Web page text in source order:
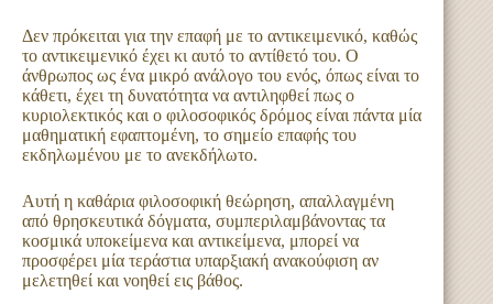
Δεν πρόκειται για την επαφή με το αντικειμενικό, καθώς
το αντικειμενικό έχει κι αυτό το αντίθετό του. Ο
άνθρωπος ως ένα μικρό ανάλογο του ενός, όπως είναι το
κάθετι, έχει τη δυνατότητα να αντιληφθεί πως ο
κυριολεκτικός και ο φιλοσοφικός δρόμος είναι πάντα μία
μαθηματική εφαπτομένη, το σημείο επαφής του
εκδηλωμένου με το ανεκδήλωτο.
Αυτή η καθάρια φιλοσοφική θεώρηση, απαλλαγμένη
από θρησκευτικά δόγματα, συμπεριλαμβάνοντας τα
κοσμικά υποκείμενα και αντικείμενα, μπορεί να
προσφέρει μία τεράστια υπαρξιακή ανακούφιση αν
μελετηθεί και νοηθεί εις βάθος.